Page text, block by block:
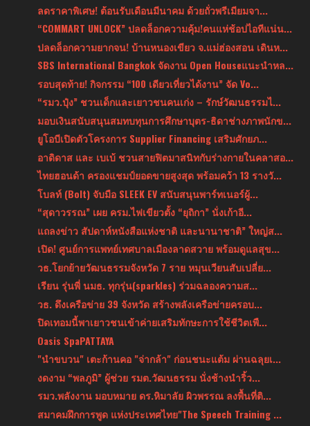
ลดราคาพิเศษ! ต้อนรับเดือนมีนาคม ด้วยถั่วพรีเมียมจา...
“COMMART UNLOCK” ปลดล็อกความคุ้ม!คนแห่ช้อปไอทีแน่น...
ปลดล็อกความยากจน! บ้านหนองเขียว จ.แม่ฮ่องสอน เดินห...
SBS International Bangkok จัดงาน Open Houseแนะนำหล...
รอบสุดท้าย! กิจกรรม “100 เดียวเที่ยวได้งาน” จัด Vo...
“รมว.ปุ๋ง” ชวนเด็กและเยาวชนคนเก่ง – รักษ์วัฒนธรรมไ...
มอบเงินสนับสนุนสมทบทุนการศึกษาบุตร-ธิดาช่างภาพนักข...
ยูโอบีเปิดตัวโครงการ Supplier Financing เสริมศักยภ...
อาดิดาส และ เบเบ้ ชวนสายฟิตมาสนิทกับร่างกายในคลาสอ...
ไทยฮอนด้า ครองแชมป์ยอดขายสูงสุด พร้อมคว้า 13 รางวั...
โบลท์ (Bolt) จับมือ SLEEK EV สนับสนุนพาร์ทเนอร์ผู้...
“สุดาวรรณ” เผย ครม.ไฟเขียวตั้ง “ยุถิกา” นั่งเก้าอี...
แถลงข่าว สัปดาห์หนังสือแห่งชาติ และนานาชาติ” ใหญ่ส...
เปิด! ศูนย์การแพทย์เทศบาลเมืองลาดสวาย พร้อมดูแลสุข...
วธ.โยกย้ายวัฒนธรรมจังหวัด 7 ราย หมุนเวียนสับเปลี่ย...
เรียน รุ่นพี่ นมธ. ทุกรุ่น(sparkles) ร่วมฉลองความส...
วธ. ดึงเครือข่าย 39 จังหวัด สร้างพลังเครือข่ายครอบ...
ปิดเทอมนี้พาเยาวชนเข้าค่ายเสริมทักษะการใช้ชีวิตเพื...
Oasis SpaPATTAYA
"นำขบวน" เตะก้านคอ "จ่ากล้า" ก่อนชนะแต้ม ผ่านฉลุยเ...
งดงาม “พลภูมิ” ผู้ช่วย รมต.วัฒนธรรม นั่งช้างนำริ้ว...
รมว.พลังงาน มอบหมาย ดร.หิมาลัย ผิวพรรณ ลงพื้นที่ติ...
สมาคมฝึกการพูด แห่งประเทศไทย"The Speech Training ...